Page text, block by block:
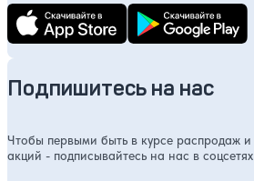
Подпишитесь на нас
Чтобы первыми быть в курсе распродаж и
акций - подписывайтесь на нас в соцсетях